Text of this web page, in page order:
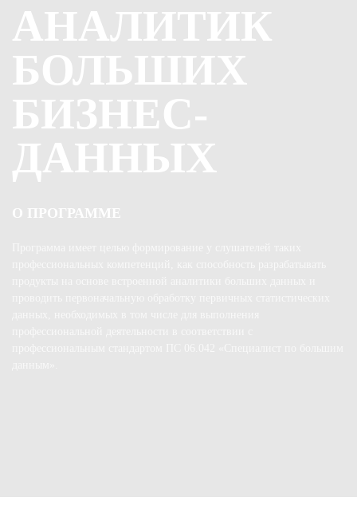
АНАЛИТИК
БОЛЬШИХ
БИЗНЕС-
ДАННЫХ
О ПРОГРАММЕ